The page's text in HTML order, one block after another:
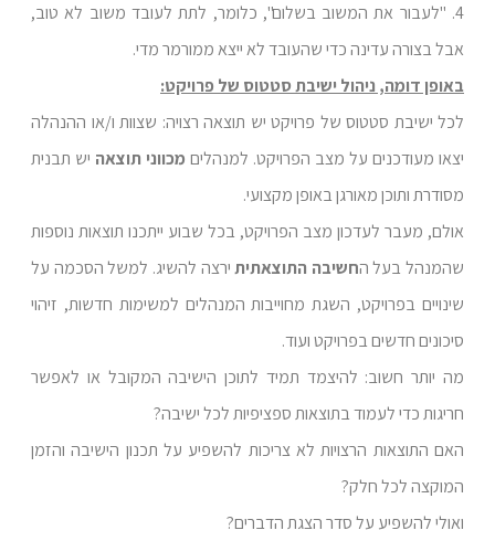
4. "לעבור את המשוב בשלום", כלומר, לתת לעובד משוב לא טוב,
אבל בצורה עדינה כדי שהעובד לא ייצא ממורמר מדי.
באופן דומה, ניהול ישיבת סטטוס של פרויקט:
לכל ישיבת סטטוס של פרויקט יש תוצאה רצויה: שצוות ו/או ההנהלה
יצאו מעודכנים על מצב הפרויקט. למנהלים מכווני תוצאה יש תבנית
מסודרת ותוכן מאורגן באופן מקצועי.
אולם, מעבר לעדכון מצב הפרויקט, בכל שבוע ייתכנו תוצאות נוספות
שהמנהל בעל החשיבה התוצאתיתירצה להשיג. למשל הסכמה על
שינויים בפרויקט, השגת מחוייבות המנהלים למשימות חדשות, זיהוי
סיכונים חדשים בפרויקט ועוד.
מה יותר חשוב: להיצמד תמיד לתוכן הישיבה המקובל או לאפשר
חריגות כדי לעמוד בתוצאות ספציפיות לכל ישיבה?
האם התוצאות הרצויות לא צריכות להשפיע על תכנון הישיבה והזמן
המוקצה לכל חלק?
ואולי להשפיע על סדר הצגת הדברים?